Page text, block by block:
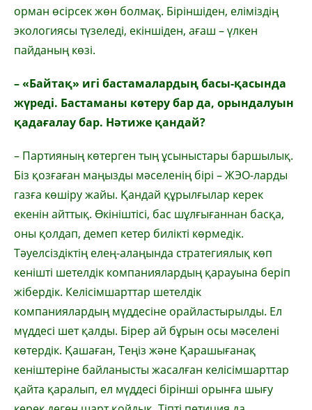
орман өсірсек жөн болмақ. Біріншіден, еліміздің
экологиясы түзеледі, екіншіден, ағаш – үлкен
пайданың көзі.
– «Байтақ» игі бастамалардың басы-қасында
жүреді. Бастаманы көтеру бар да, орындалуын
қадағалау бар. Нәтиже қандай?
– Партияның көтерген тың ұсыныстары баршылық.
Біз қозғаған маңызды мәселенің бірі – ЖЭО-ларды
газға көшіру жайы. Қандай құрылғылар керек
екенін айттық. Өкініштісі, бас шұлғығаннан басқа,
оны қолдап, демеп кетер билікті көрмедік.
Тәуелсіздіктің елең-алаңында стратегиялық көп
кенішті шетелдік компаниялардың қарауына беріп
жібердік. Келісімшарттар шетелдік
компаниялардың мүддесіне орайластырылды. Ел
мүддесі шет қалды. Бірер ай бұрын осы мәселені
көтердік. Қашаған, Теңіз және Қарашығанақ
кеніштеріне байланысты жасалған келісімшарттар
қайта қаралып, ел мүддесі бірінші орынға шығу